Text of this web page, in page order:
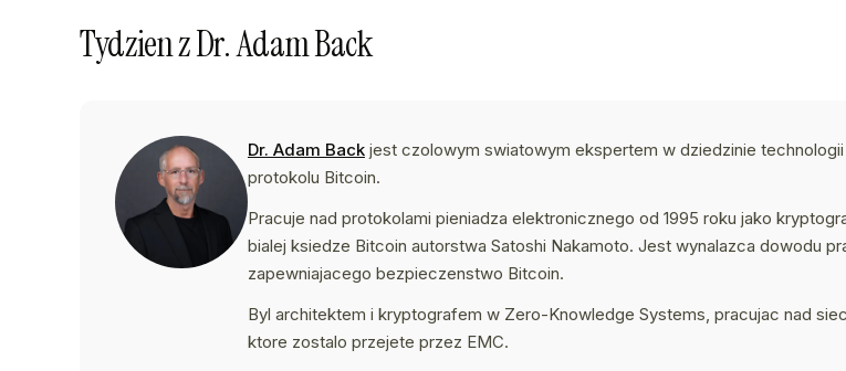
Tydzien z Dr. Adam Back
Dr. Adam Back jest czolowym swiatowym ekspertem w dziedzinie
protokolu Bitcoin.
Pracuje nad protokolami pieniadza elektronicznego od 1995 roku jako
bialej ksiedze Bitcoin autorstwa Satoshi Nakamoto. Jest wynalazca dowodu
zapewniajacego bezpieczenstwo Bitcoin.
Byl architektem i kryptografem w Zero-Knowledge Systems, pracujac nad
ktore zostalo przejete przez EMC.